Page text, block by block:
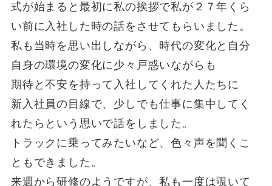
式が始まると最初に私の挨拶で私が２７年くら
い前に入社した時の話をさせてもらいました。
私も当時を思い出しながら、時代の変化と自分
自身の環境の変化に少々戸惑いながらも
期待と不安を持って入社してくれた人たちに
新入社員の目線で、少しでも仕事に集中してく
れたらという思いで話をしました。
トラックに乗ってみたいなど、色々声を聞くこ
ともできました。
来週から研修のようですが、私も一度は覗いて